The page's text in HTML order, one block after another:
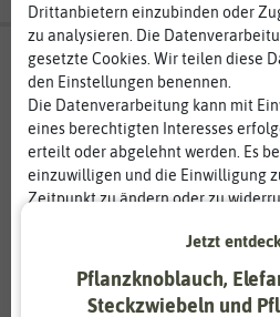
-80%
Drittanbietern einzubinden oder
zu analysieren. Die
gesetzte Cookies. Wir teilen diese
den Einstellungen benennen.
Die Datenverarbeitung kann mit
eines berechtigten Interesses
erteilt oder abgelehnt werden. Es
einzuwilligen und die Einwilligung
Zeitpunkt zu ändern oder zu
Informationen zur Verwendung
den Diensten erklären wir in
Essenziell
Jetzt
Pflanzknoblauch,
Steckzwiebeln und